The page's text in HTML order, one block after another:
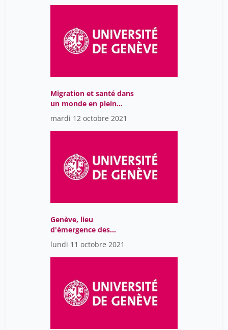
Migration et santé dans
un monde en plein
changement
mardi 12 octobre 2021
Genève, lieu
d'émergence des
dialogues interculturels
lundi 11 octobre 2021